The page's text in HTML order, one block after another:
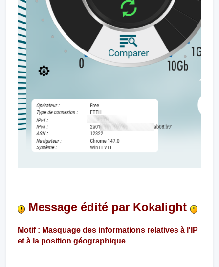
Message édité par Kokalight
Motif : Masquage des informations relatives à l'IP
et à la position géographique.